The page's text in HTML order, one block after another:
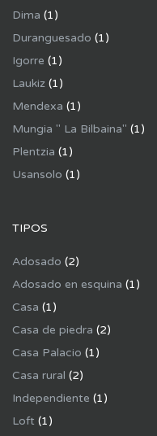
Dima (1)
Duranguesado (1)
Igorre (1)
Laukiz (1)
Mendexa (1)
Mungia " La Bilbaina" (1)
Plentzia (1)
Usansolo (1)
TIPOS
Adosado (2)
Adosado en esquina (1)
Casa (1)
Casa de piedra (2)
Casa Palacio (1)
Casa rural (2)
Independiente (1)
Loft (1)